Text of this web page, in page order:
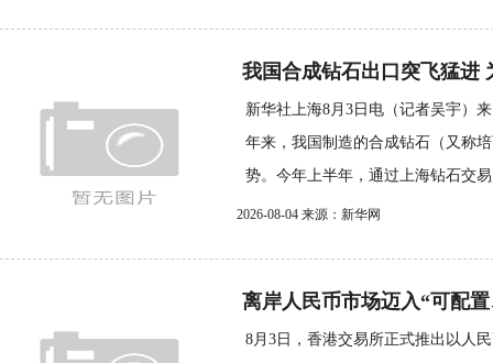
我国合成钻石出口突飞猛进
新华社上海8月3日电（记者吴宇）
年来，我国制造的合成钻石（又称
势。今年上半年，通过上海钻石交
2026-08-04 来源：新华网
离岸人民币市场迈入“可配
8月3日，香港交易所正式推出以人